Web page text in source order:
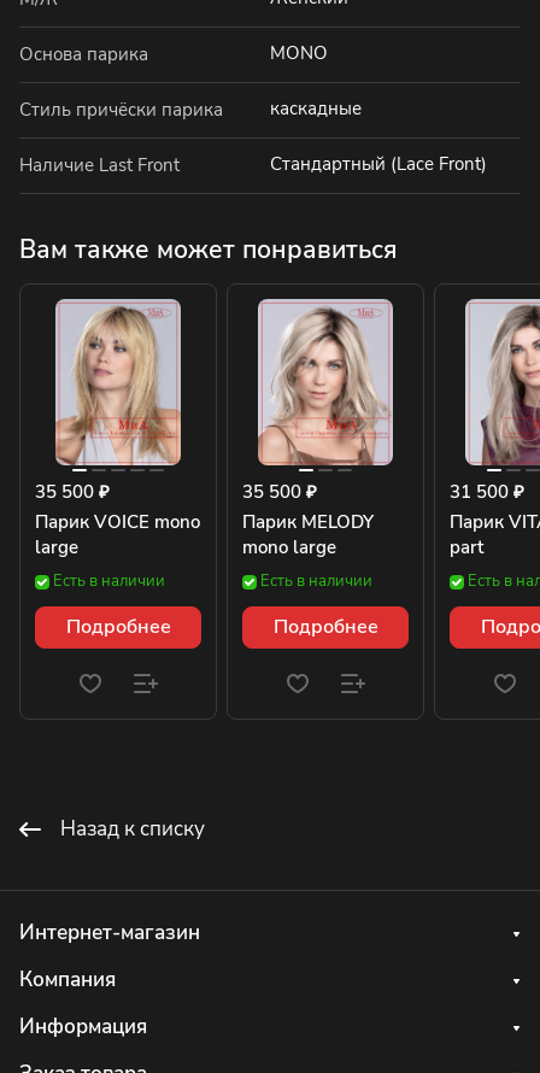
Основа парика MONO
Стиль причёски парика каскадные
Наличие Last Front Стандартный (Lace Front)
Вам также может понравиться
35 500 ₽
Парик VOICE mono
large
Есть в наличии
Подробнее
35 500 ₽
Парик MELODY
mono large
Есть в наличии
Подробнее
31 500 ₽
Парик
part
Есть в
Назад к списку
Интернет-магазин
Компания
Информация